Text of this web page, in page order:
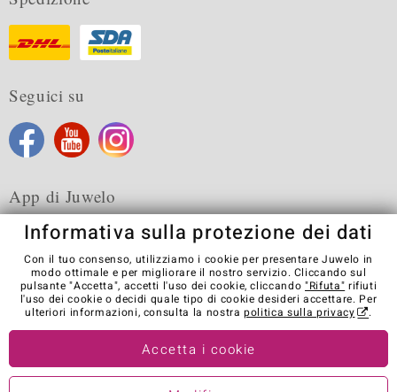
Seguici su
App di Juwelo
Condizioni generali di vendita Informativa Privacy
Cookies
Note legali
Contatti
Recedere dal contratto
Visit our stores in other countries:
Informativa sulla protezione dei dati
Con il tuo consenso, utilizziamo i cookie per presentare Juwelo in
modo ottimale e per migliorare il nostro servizio. Cliccando sul
pulsante "Accetta", accetti l'uso dei cookie, cliccando "Rifuta" rifiuti
l'uso dei cookie o decidi quale tipo di cookie desideri accettare. Per
ulteriori informazioni, consulta la nostrapolitica sulla privacy .
Accetta i cookie